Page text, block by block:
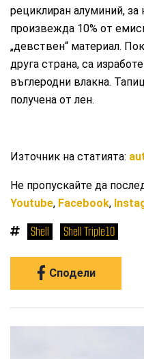
рециклиран алуминий,
произвежда 10% от
„девствен“ материал.
друга страна, са
въглеродни влакна.
получена от лен.
Източник на статията:
Не пропускайте да
Youtube, Facebook,
Shell Shell Triple10
Сподели